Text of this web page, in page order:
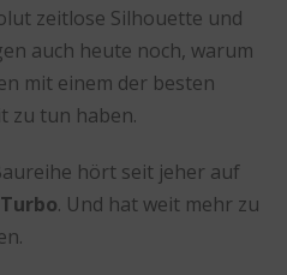
zeitlose Silhouette und
auch heute noch, warum
mit einem der besten
zu tun haben.
hört seit jeher auf
. Und hat weit mehr zu